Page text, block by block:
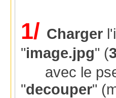
1/ Charger
"image.jpg" (
avec le
"decouper"